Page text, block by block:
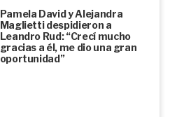
Pamela David y Alejandra
Maglietti despidieron a
Leandro Rud: “Crecí mucho
gracias a él, me dio una gran
oportunidad”